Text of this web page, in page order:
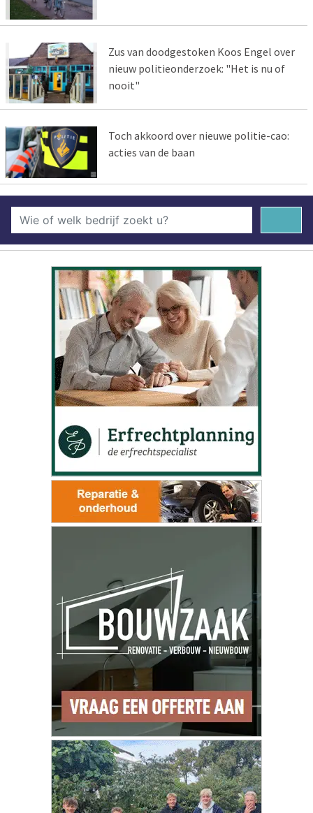
Zus van doodgestoken Koos Engel over
nieuw politieonderzoek: "Het is nu of
nooit"
Toch akkoord over nieuwe politie-cao:
acties van de baan